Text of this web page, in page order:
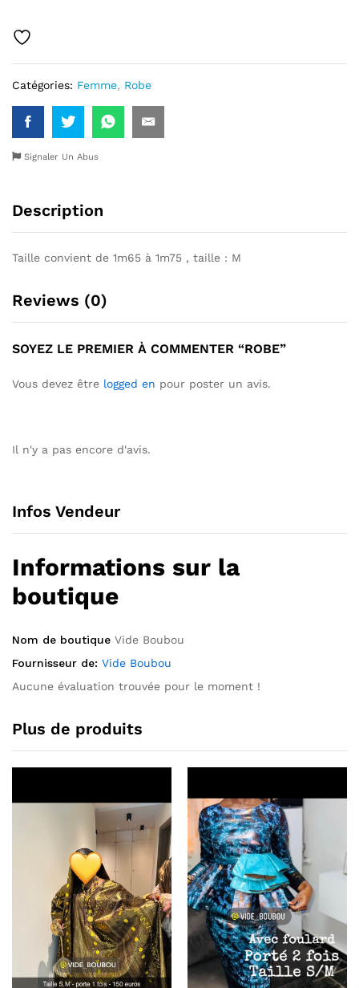
Catégories: Femme, Robe
Signaler Un Abus
Description
Taille convient de 1m65 à 1m75 , taille : M
Reviews (0)
SOYEZ LE PREMIER À COMMENTER “ROBE”
Vous devez être logged en pour poster un avis.
Il n'y a pas encore d'avis.
Infos Vendeur
Informations sur la
boutique
Nom de boutique Vide Boubou
Fournisseur de: Vide Boubou
Aucune évaluation trouvée pour le moment !
Plus de produits